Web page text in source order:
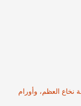
نخاع العظم، وأورام